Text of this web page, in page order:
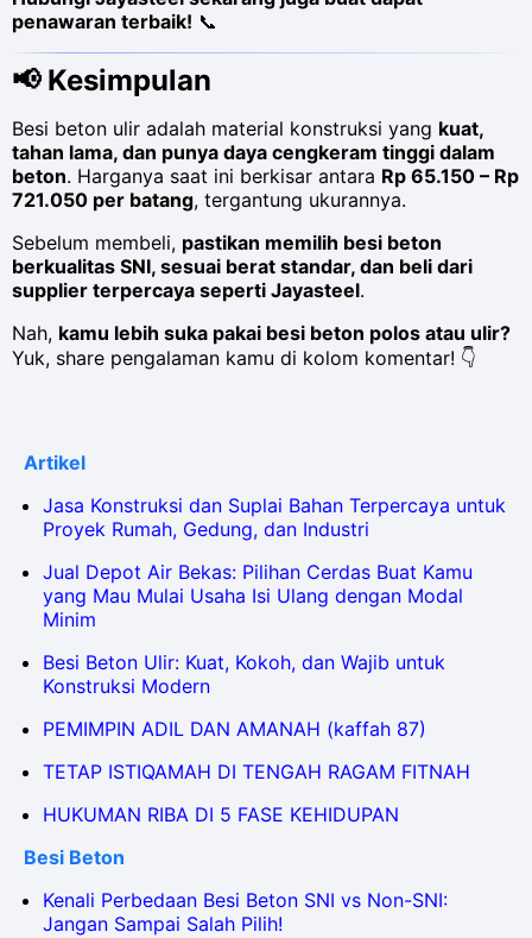
penawaran terbaik! 📞
📢 Kesimpulan
Besi beton ulir adalah material konstruksi yang kuat,
tahan lama, dan punya daya cengkeram tinggi dalam
beton. Harganya saat ini berkisar antara Rp 65.150 – Rp
721.050 per batang, tergantung ukurannya.
Sebelum membeli, pastikan memilih besi beton
berkualitas SNI, sesuai berat standar, dan beli dari
supplier terpercaya seperti Jayasteel.
Nah, kamu lebih suka pakai besi beton polos atau ulir?
Yuk, share pengalaman kamu di kolom komentar! 👇
Artikel
Jasa Konstruksi dan Suplai Bahan Terpercaya untuk
Proyek Rumah, Gedung, dan Industri
Jual Depot Air Bekas: Pilihan Cerdas Buat Kamu
yang Mau Mulai Usaha Isi Ulang dengan Modal
Minim
Besi Beton Ulir: Kuat, Kokoh, dan Wajib untuk
Konstruksi Modern
PEMIMPIN ADIL DAN AMANAH (kaffah 87)
TETAP ISTIQAMAH DI TENGAH RAGAM FITNAH
HUKUMAN RIBA DI 5 FASE KEHIDUPAN
Besi Beton
Kenali Perbedaan Besi Beton SNI vs Non-SNI:
Jangan Sampai Salah Pilih!